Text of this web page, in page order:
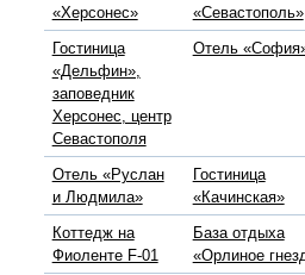
«Херсонес»
«Севастополь»
Гостиница
«Дельфин»,
заповедник
Херсонес, центр
Севастополя
Отель
Отель «Руслан
и Людмила»
Гостиница
«Качинская»
Коттедж на
Фиоленте F-01
База отдыха
«Орлиное